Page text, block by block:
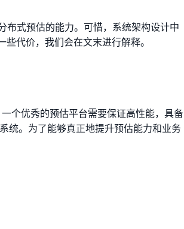
布式预估的能力。可惜，系统架构设计中
代价，我们会在文末进行解释。
个优秀的预估平台需要保证高性能，具备
统。为了能够真正地提升预估能力和业务